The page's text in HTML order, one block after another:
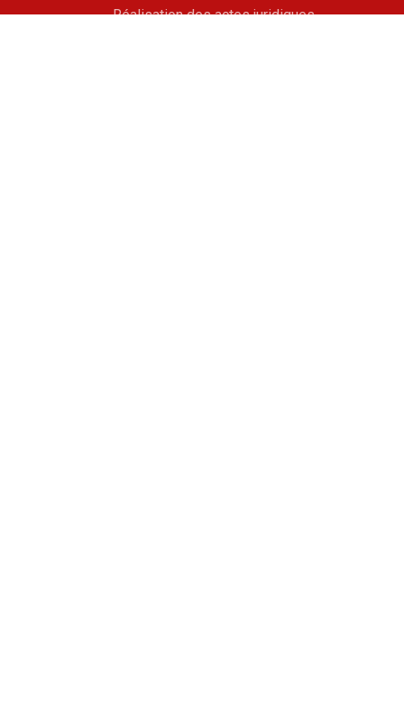
Réalisation des actes juridiques